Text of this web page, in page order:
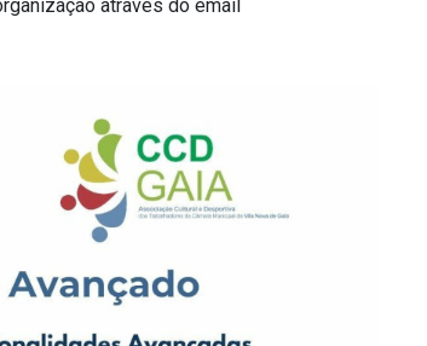
através do email